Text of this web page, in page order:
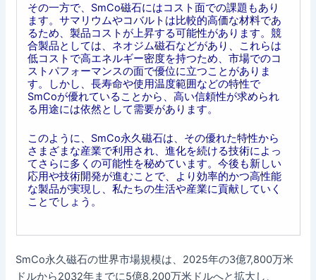
その一方で、SmCo磁石にはコスト面での課題もあり
ます。サマリウムやコバルトは比較的高価な材料であ
るため、製品コストが上昇する可能性があります。競
合製品としては、ネオジム磁石などがあり、これらは
低コストで高エネルギー密度を持つため、市場でのコ
ストパフォーマンスの面で優位に立つことがありま
す。しかし、長寿命や使用温度範囲などの特性で
SmCoが優れていることから、高い信頼性が求められ
る用途には依然として需要があります。
このように、SmCo永久磁石は、その優れた特性から
さまざまな産業で利用され、進化を続ける技術によっ
てさらに多くの可能性を秘めています。今後も新しい
応用や技術開発が進むことで、より効率的かつ高性能
な製品が実現し、私たちの生活や産業に貢献していく
ことでしょう。
SmCo永久磁石の世界市場規模は、2025年の3億7,800万米
ドルから2032年までに5億8,200万米ドルへと拡大し、